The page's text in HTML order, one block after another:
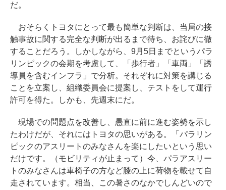
だ。
おそらくトヨタにとって最も簡単な判断は、当局の接
触事故に関する完全な判断が出るまで待ち、お詫びに徹
することだろう。しかしながら、9月5日までというパラ
リンピックの会期を考慮して、「歩行者」「車両」「誘
導員を含むインフラ」で分析。それぞれに対策を講じる
ことを立案し、組織委員会に提案し、テストをして運行
許可を得た。しかも、先週末にだ。
現場での問題点を改善し、愚直に前に進む姿勢を示し
たわけだが、それにはトヨタの思いがある。「パラリン
ピックのアスリートのみなさんを楽にしたいという思い
だけです。（モビリティが止まって）今、パラアスリー
トのみなさんは車椅子の方など膝の上に荷物を載せて自
走されています。相当、この暑さのなかでしんどいので